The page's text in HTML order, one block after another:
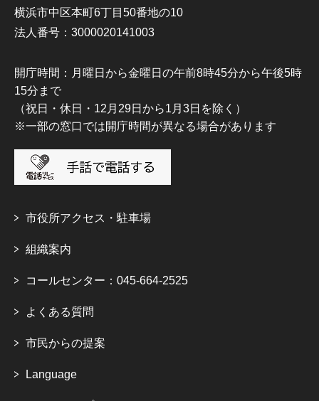
横浜市中区本町6丁目50番地の10
法人番号：3000020141003
開庁時間：月曜日から金曜日の午前8時45分から午後5時
15分まで
（祝日・休日・12月29日から1月3日を除く）
※一部の窓口では開庁時間が異なる場合があります
市役所アクセス・駐車場
組織案内
コールセンター：045-664-2525
よくある質問
市民からの提案
Language